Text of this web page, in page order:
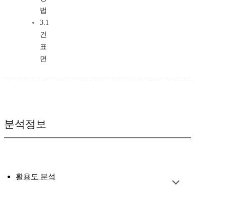
법
3.1
건
표
면
분석정보
활용도 분석